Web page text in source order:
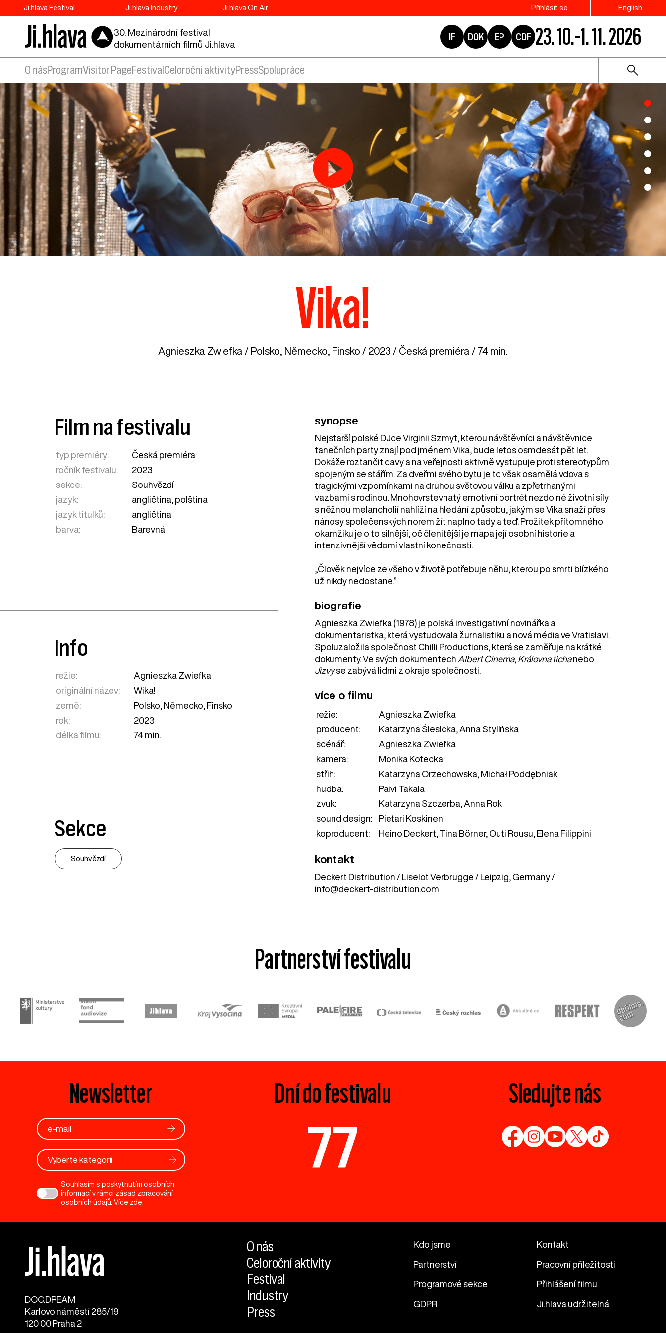
Ji.hlava Festival Ji.hlava Industry Ji.hlava On Air Přihlásit se English
30. Mezinárodní festival
dokumentárních filmů Ji.hlava
IF DOK EP CDF 23. 10.–1. 11. 2026
O násProgramVisitor PageFestival Celoroční aktivityPressSpolupráce
Vika!
Agnieszka Zwiefka / Polsko Německo Finsko / 2023 / Česká premiéra / 74 min.
synopse
Nejstarší polské DJce Virginii Szmyt, kterou návštěvníci a návštěvnice
tanečních party znají pod jménem Vika, bude letos osmdesát pět let.
Dokáže roztančit davy a na veřejnosti aktivně vystupuje proti stereotypům
spojeným se stářím. Za dveřmi svého bytu je to však osamělá vdova s
tragickými vzpomínkami na druhou světovou válku a zpřetrhanými
vazbami s rodinou. Mnohovrstevnatý emotivní portrét nezdolné životní síly
s něžnou melancholií nahlíží na hledání způsobu, jakým se Vika snaží přes
nánosy společenských norem žít naplno tady a teď. Prožitek přítomného
okamžiku je o to silnější, oč členitější je mapa její osobní historie a
intenzivnější vědomí vlastní konečnosti.
„Člověk nejvíce ze všeho v životě potřebuje něhu, kterou po smrti blízkého
už nikdy nedostane.“
biografie
Agnieszka Zwiefka (1978) je polská investigativní novinářka a
dokumentaristka, která vystudovala žurnalistiku a nová média ve Vratislavi.
Spoluzaložila společnost Chilli Productions, která se zaměřuje na krátké
dokumenty. Ve svých dokumentech Albert Cinema, Královna tichanebo
Jizvyse zabývá lidmi z okraje společnosti.
více o filmu
režie:
Agnieszka Zwiefka
producent:
Katarzyna Ślesicka, Anna Stylińska
scénář:
Agnieszka Zwiefka
kamera:
Monika Kotecka
střih:
Katarzyna Orzechowska, Michał Poddębniak
hudba:
Paivi Takala
zvuk:
Katarzyna Szczerba, Anna Rok
sound design:
Pietari Koskinen
koproducent:
Heino Deckert, Tina Börner, Outi Rousu, Elena Filippini
kontakt
Deckert Distribution / Liselot Verbrugge / Leipzig, Germany /
info@deckert-distribution.com
Film na festivalu
typ premiéry:
Česká premiéra
ročník festivalu:
2023
sekce:
Souhvězdí
jazyk:
angličtina, polština
jazyk titulků:
angličtina
barva:
Barevná
Info
režie:
Agnieszka Zwiefka
originální název:
Wika!
země:
Polsko Německo Finsko
rok:
2023
délka filmu:
74 min.
Sekce
Souhvězdí
Partnerství festivalu
Newsletter
Vyberte kategorii
Souhlasím s poskytnutím osobních
informací v rámci zásad zpracování
osobních údajů. Více zde
Dní do festivalu
77
Sledujte nás
DOC.DREAM​
Karlovo náměstí 285/19
120 00 Praha 2
O nás
Celoroční aktivity
Festival
Industry
Press
Kdo jsme Kontakt
Partnerství Pracovní příležitosti
Programové sekce Přihlášení filmu
GDPR Ji.hlava udržitelná